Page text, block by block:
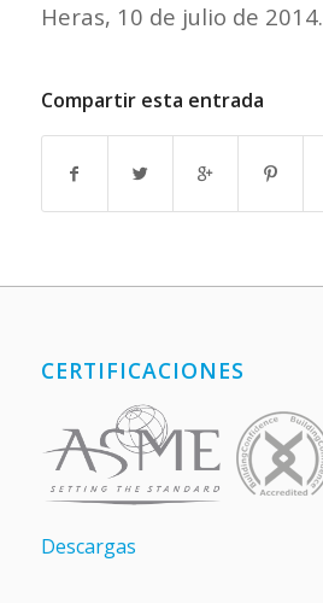
Heras, 10 de julio de 2014.
Compartir esta entrada
CERTIFICACIONES
Descargas